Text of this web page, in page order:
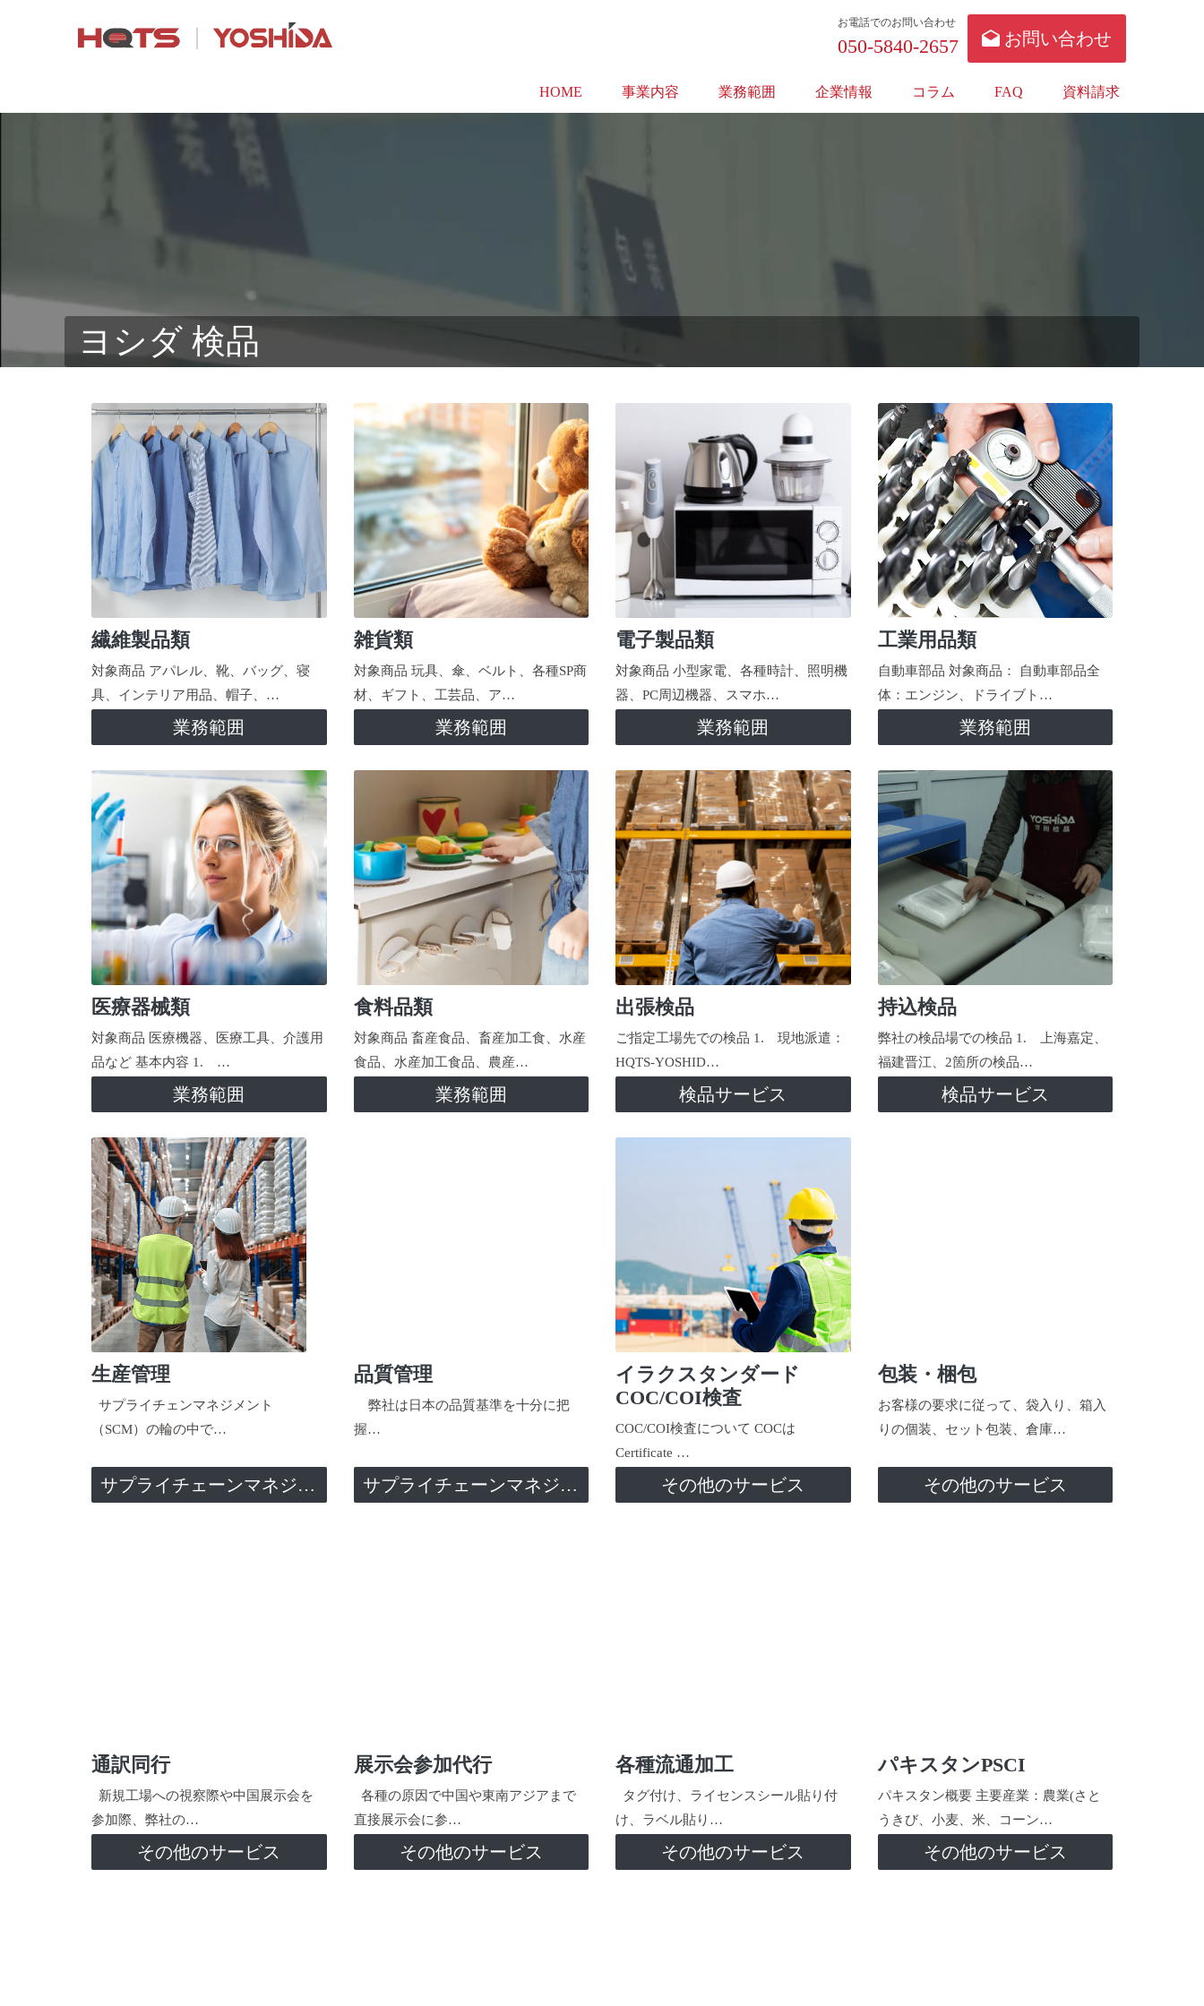
お電話でのお問い合わせ
050-5840-2657 お問い合わせ
HOME 事業内容 業務範囲 企業情報 コラム FAQ 資料請求
ヨシダ 検品
繊維製品類
対象商品 アパレル、靴、バッグ、寝
具、インテリア用品、帽子、…
業務範囲
雑貨類
対象商品 玩具、傘、ベルト、各種SP商
材、ギフト、工芸品、ア…
業務範囲
電子製品類
対象商品 小型家電、各種時計、照明機
器、PC周辺機器、スマホ…
業務範囲
工業用品類
自動車部品 対象商品： 自動車部品全
体：エンジン、ドライブト…
業務範囲
医療器械類
対象商品 医療機器、医療工具、介護用
品など 基本内容 1. …
業務範囲
食料品類
対象商品 畜産食品、畜産加工食、水産
食品、水産加工食品、農産…
業務範囲
出張検品
ご指定工場先での検品 1. 現地派遣：
HQTS-YOSHID…
検品サービス
持込検品
弊社の検品場での検品 1. 上海嘉定、
福建晋江、2箇所の検品…
検品サービス
生産管理
サプライチェンマネジメント
（SCM）の輪の中で…
サプライチェーンマネジメント
品質管理
弊社は日本の品質基準を十分に把
握…
サプライチェーンマネジメント
イラクスタンダード
COC/COI検査
COC/COI検査について COCは
Certificate …
その他のサービス
包装・梱包
お客様の要求に従って、袋入り、箱入
りの個装、セット包装、倉庫…
その他のサービス
通訳同行
新規工場への視察際や中国展示会を
参加際、弊社の…
その他のサービス
展示会参加代行
各種の原因で中国や東南アジアまで
直接展示会に参…
その他のサービス
各種流通加工
タグ付け、ライセンスシール貼り付
け、ラベル貼り…
その他のサービス
パキスタンPSCI
パキスタン概要 主要産業：農業(さと
うきび、小麦、米、コーン…
その他のサービス